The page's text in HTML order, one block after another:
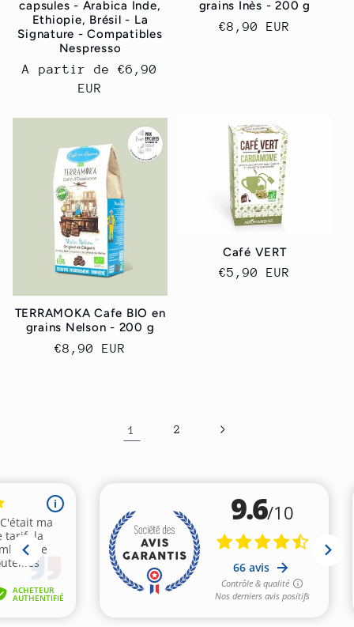
capsules - Arabica Inde,
Ethiopie, Brésil - La
Signature - Compatibles
Nespresso
Prix
A partir de€6,90
EUR
grains Inès - 200 g
Prix
€8,90 EUR
TERRAMOKA Cafe BIO en
grains Nelson - 200 g
Prix
€8,90 EUR
Café VERT
Prix
€5,90 EUR
1 2